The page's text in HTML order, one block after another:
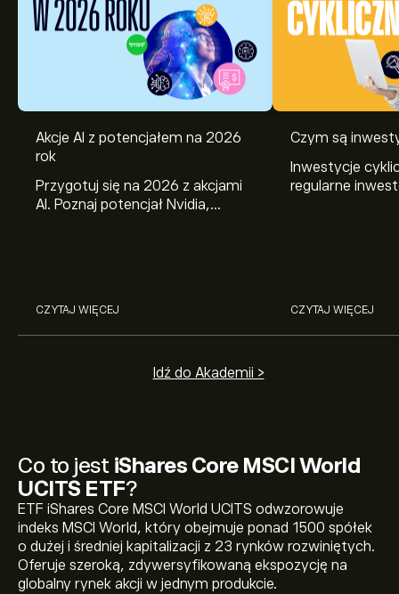
Co to jest iShares Core MSCI World
UCITS ETF?
ETF iShares Core MSCI World UCITS odwzorowuje
indeks MSCI World, który obejmuje ponad 1500 spółek
o dużej i średniej kapitalizacji z 23 rynków rozwiniętych.
Oferuje szeroką, zdywersyfikowaną ekspozycję na
globalny rynek akcji w jednym produkcie.
Akcje AI z potencjałem na 2026
rok
Przygotuj się na 2026 z akcjami
AI. Poznaj potencjał Nvidia,
CZYTAJ WIĘCEJ
Czym są
Inwestycje
regularne
CZYTAJ WIĘCEJ
Idź do Akademii >